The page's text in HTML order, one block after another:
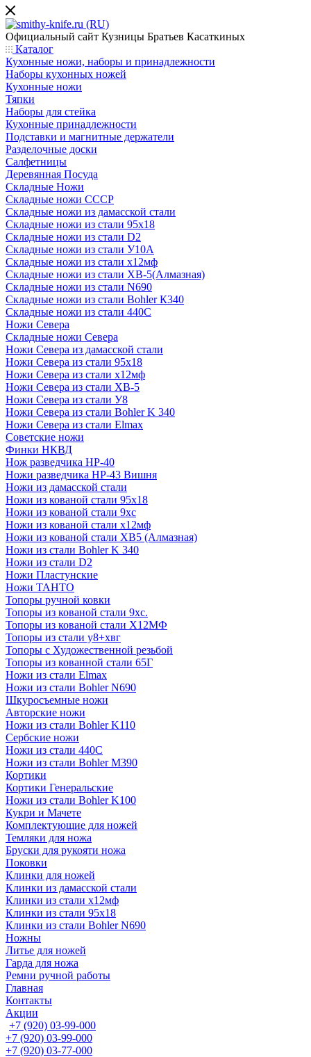
Официальный сайт Кузницы Братьев Касаткиных
Каталог
Кухонные ножи, наборы и принадлежности
Наборы кухонных ножей
Кухонные ножи
Тяпки
Наборы для стейка
Кухонные принадлежности
Подставки и магнитные держатели
Разделочные доски
Салфетницы
Деревянная Посуда
Складные Ножи
Cкладные ножи СССР
Складные ножи из дамасской стали
Складные ножи из стали 95х18
Складные ножи из стали D2
Складные ножи из стали У10А
Складные ножи из стали х12мф
Складные ножи из стали ХВ-5(Алмазная)
Складные ножи из стали N690
Складные ножи из стали Bohler К340
Складные ножи из стали 440С
Ножи Севера
Складные ножи Севера
Ножи Севера из дамасской стали
Ножи Севера из стали 95х18
Ножи Севера из стали х12мф
Ножи Севера из стали ХВ-5
Ножи Севера из стали У8
Ножи Севера из стали Bohler K 340
Ножи Севера из стали Elmax
Советские ножи
Финки НКВД
Нож разведчика НР-40
Ножи разведчика НР-43 Вишня
Ножи из дамасской стали
Ножи из кованой стали 95х18
Ножи из кованой стали 9хс
Ножи из кованой стали х12мф
Ножи из кованой стали ХВ5 (Алмазная)
Ножи из стали Bohler K 340
Ножи из стали D2
Ножи Пластунские
Ножи ТАНТО
Топоры ручной ковки
Топоры из кованой стали 9хс.
Топоры из кованой стали Х12МФ
Топоры из стали у8+хвг
Топоры с Художественной резьбой
Топоры из кованной стали 65Г
Ножи из стали Elmax
Ножи из стали Bohler N690
Шкуросъемные ножи
Авторские ножи
Ножи из стали Bohler K110
Сербские ножи
Ножи из стали 440С
Ножи из стали Bohler M390
Кортики
Кортики Генеральские
Ножи из стали Bohler K100
Кукри и Мачете
Комплектующие для ножей
Темляки для ножа
Бруски для рукояти ножа
Поковки
Клинки для ножей
Клинки из дамасской стали
Клинки из стали х12мф
Клинки из стали 95х18
Клинки из стали Bohler N690
Ножны
Литье для ножей
Гарда для ножа
Ремни ручной работы
Главная
Контакты
Акции
+7 (920) 03-99-000
+7 (920) 03-99-000
+7 (920) 03-77-000